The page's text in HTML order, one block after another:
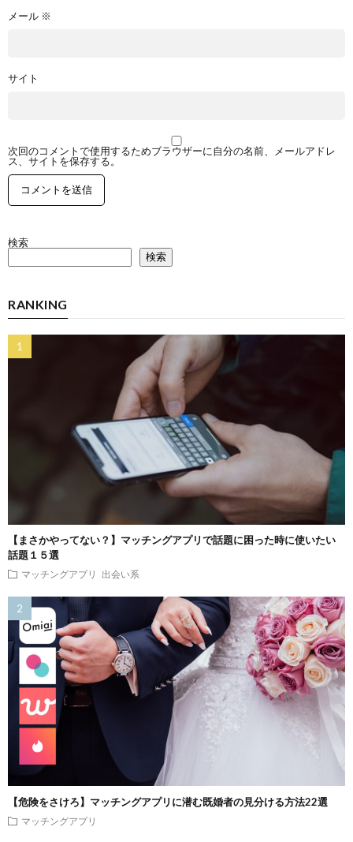
メール ※
サイト
次回のコメントで使用するためブラウザーに自分の名前、メールアドレ
ス、サイトを保存する。
検索
検索
RANKING
【まさかやってない？】マッチングアプリで話題に困った時に使いたい
話題１５選
マッチングアプリ 出会い系
【危険をさけろ】マッチングアプリに潜む既婚者の見分ける方法22選
マッチングアプリ